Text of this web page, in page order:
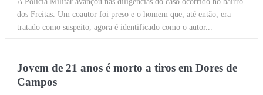
dos Freitas. Um coautor foi preso e o homem que, até então, era
tratado como suspeito, agora é identificado como o autor...
Jovem de 21 anos é morto a tiros em Dores de
Campos